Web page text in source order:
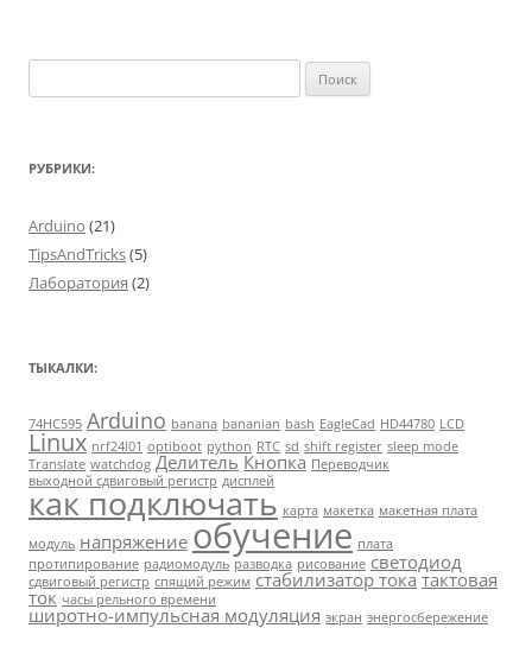
РУБРИКИ:
Arduino (21)
TipsAndTricks(5)
Лаборатория (2)
ТЫКАЛКИ:
74HC595 Arduino banana bananian bash EagleCad HD44780 LCD
Linux nrf24l01 optiboot python RTC sd shift register sleep mode
Translate watchdog Делитель Кнопка Переводчик
выходной сдвиговый регистр дисплей
как подключать карта макетка макетная плата
модуль напряжение обучение плата
протипирование радиомодуль разводка рисование светодиод
сдвиговый регистр спящий режим стабилизатор тока тактовая
ток часы рельного времени
широтно-импульсная модуляция экран энергосбережение